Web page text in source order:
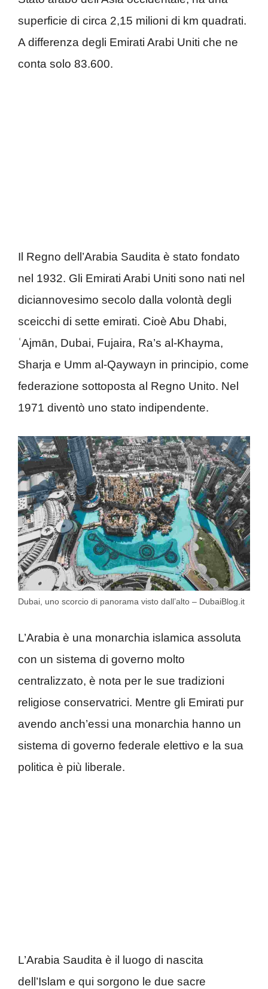
superficie di circa 2,15 milioni di km quadrati.
A differenza degli Emirati Arabi Uniti che ne
conta solo 83.600.
Il Regno dell’Arabia Saudita è stato fondato
nel 1932. Gli Emirati Arabi Uniti sono nati nel
diciannovesimo secolo dalla volontà degli
sceicchi di sette emirati. Cioè Abu Dhabi,
ʿAjmān, Dubai, Fujaira, Ra’s al-Khayma,
Sharja e Umm al-Qaywayn in principio, come
federazione sottoposta al Regno Unito. Nel
1971 diventò uno stato indipendente.
Dubai, uno scorcio di panorama visto dall’alto – DubaiBlog.it
L’Arabia è una monarchia islamica assoluta
con un sistema di governo molto
centralizzato, è nota per le sue tradizioni
religiose conservatrici. Mentre gli Emirati pur
avendo anch’essi una monarchia hanno un
sistema di governo federale elettivo e la sua
politica è più liberale.
L’Arabia Saudita è il luogo di nascita
dell’Islam e qui sorgono le due sacre